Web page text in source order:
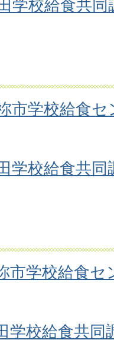
学校給食共
市学校給食
学校給食共
市学校給食
学校給食共